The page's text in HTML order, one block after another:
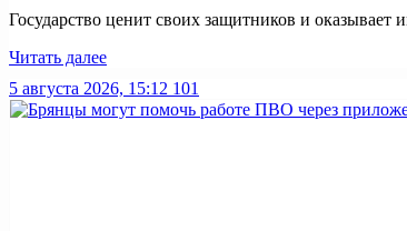
Государство ценит своих защитников и
Читать далее
5 августа 2026, 15:12 101